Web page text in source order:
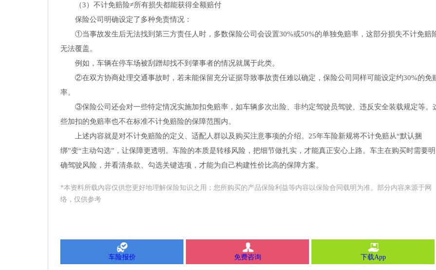
（3）不计免赔险≠所有损失都能获得全额赔付
保险公司明确设定了多种免责情况：
①当事故发生后无法找到第三方责任人时，多数保险公司会设置30%或50%的单独免赔率，这部分损失不计免赔
无法覆盖。
例如，车辆在停车场被刮蹭却找不到肇事者的情况就属于此类。
②在双方协商处理交通事故时，若未能保留充分证据导致事故责任难以确定，保险公司同样可能设定约30%的免
率。
③保险公司还会对一些特定情况实施加扣免赔率，如车辆多次出险、非约定驾驶员驾驶、违反安全装载规定等。
些加扣的免赔率也不在标准不计免赔险的保障范围内。
上述内容就是对不计免赔险的定义、适配人群以及购买注意事项的介绍。25年车险新规将不计免赔从“默认捆
绑”变“主动勾选”，让保障更透明。车险的本质是转移风险，把细节做扎实，才能真正安心上路。车主在购买时需要明
确驾驶风险，并看清条款、勾选关键选项，才能为自己构建性价比高的保障方案。
*本资料所载內容仅供您更好地理解保险知识之用；您所购买的产品保险利益等内容以保险合同载明为准。部分内容来源于网
络，仅供参考
车险报价 免费咨询 下载App